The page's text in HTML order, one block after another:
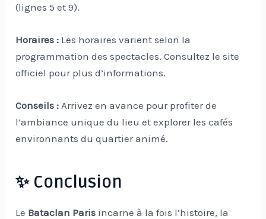
(lignes 5 et 9).
Horaires : Les horaires varient selon la
programmation des spectacles. Consultez le site
officiel pour plus d’informations.
Conseils : Arrivez en avance pour profiter de
l’ambiance unique du lieu et explorer les cafés
environnants du quartier animé.
✨ Conclusion
Le Bataclan Paris incarne à la fois l’histoire, la